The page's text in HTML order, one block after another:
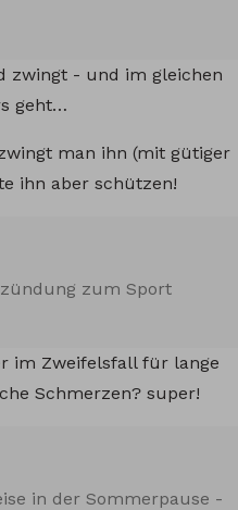
zwingt - und im gleichen
geht…
man ihn (mit gütiger
ihn aber schützen!
zum Sport
im Zweifelsfall für lange
Schmerzen? super!
in der Sommerpause -